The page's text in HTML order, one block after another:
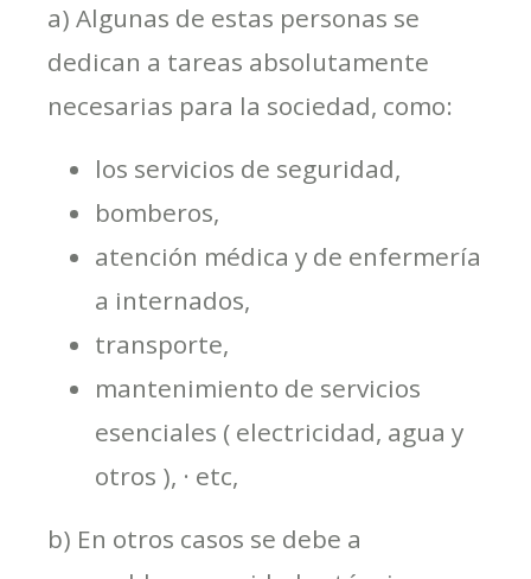
a) Algunas de estas personas se
dedican a tareas absolutamente
necesarias para la sociedad, como:
los servicios de seguridad,
bomberos,
atención médica y de enfermería
a internados,
transporte,
mantenimiento de servicios
esenciales ( electricidad, agua y
otros ), · etc,
b) En otros casos se debe a